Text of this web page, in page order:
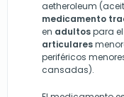
aetheroleum
medicamento
en adultospara el
articulares
periféricos
cansadas).